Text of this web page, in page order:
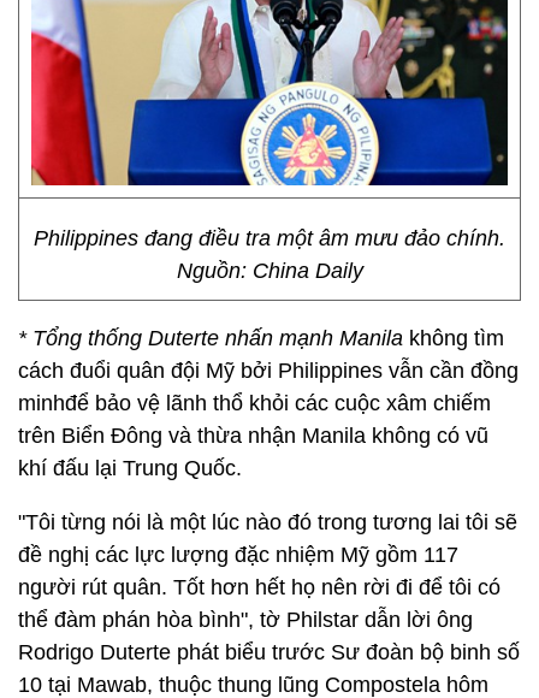
Philippines đang điều tra một âm mưu đảo chính.
Nguồn: China Daily
* Tổng thống Duterte nhấn mạnh Manila không tìm
cách đuổi quân đội Mỹ bởi Philippines vẫn cần đồng
minhđể bảo vệ lãnh thổ khỏi các cuộc xâm chiếm
trên Biển Đông và thừa nhận Manila không có vũ
khí đấu lại Trung Quốc.
"Tôi từng nói là một lúc nào đó trong tương lai tôi sẽ
đề nghị các lực lượng đặc nhiệm Mỹ gồm 117
người rút quân. Tốt hơn hết họ nên rời đi để tôi có
thể đàm phán hòa bình", tờ Philstar dẫn lời ông
Rodrigo Duterte phát biểu trước Sư đoàn bộ binh số
10 tại Mawab, thuộc thung lũng Compostela hôm